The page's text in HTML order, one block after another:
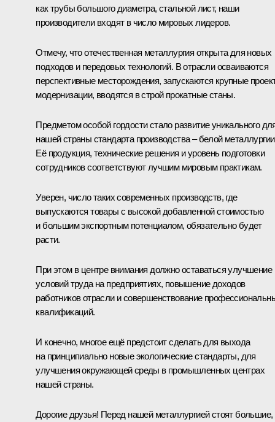
как трубы большого диаметра, стальной лист, наши
производители входят в число мировых лидеров.
Отмечу, что отечественная металлургия открыта для новых
подходов и передовых технологий. В отрасли осваиваются
перспективные месторождения, запускаются крупные
модернизации, вводятся в строй прокатные станы.
Предметом особой гордости стало развитие уникального
нашей страны стандарта производства – белой
Её продукция, технические решения и уровень подготовки
сотрудников соответствуют лучшим мировым практикам.
Уверен, число таких современных производств, где
выпускаются товары с высокой добавленной стоимостью
и большим экспортным потенциалом, обязательно будет
расти.
При этом в центре внимания должно оставаться улучшение
условий труда на предприятиях, повышение доходов
работников отрасли и совершенствование
квалификаций.
И конечно, многое ещё предстоит сделать для выхода
на принципиально новые экологические стандарты, для
улучшения окружающей среды в промышленных центрах
нашей страны.
Дорогие друзья! Перед нашей металлургией стоят большие,